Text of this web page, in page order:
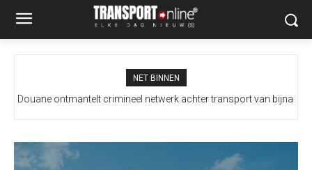
NET BINNEN
Italië wil grenscontroles niet intrekken na dreigement Spanje